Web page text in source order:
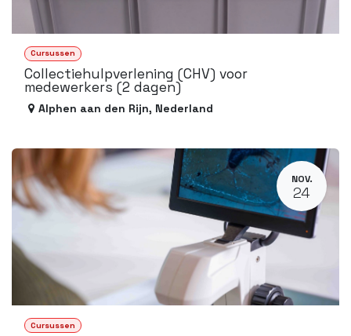
Cursussen
Collectie­hulpverlening (CHV) voor
medewerkers (2 dagen)
Alphen aan den Rijn, Nederland
NOV.
24
Cursussen